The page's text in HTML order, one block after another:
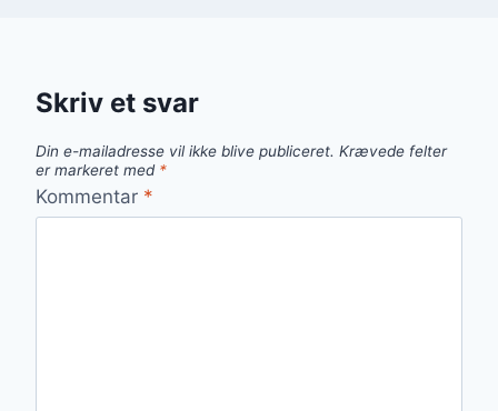
Skriv et svar
Din e-mailadresse vil ikke blive publiceret. Krævede felter
er markeret med *
Kommentar *